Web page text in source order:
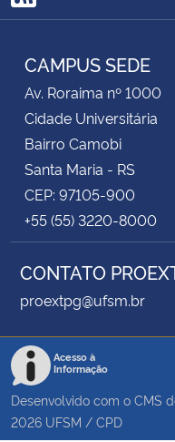
RSS
CAMPUS SEDE
Av. Roraima nº 1000
Cidade Universitária
Bairro Camobi
Santa Maria - RS
CEP: 97105-900
+55 (55) 3220-8000
CONTATO
proextpg@ufsm.br
Acesso à
Informação
Desenvolvido com o CMS
2026 UFSM / CPD